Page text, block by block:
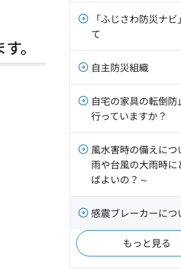
。
「ふじさわ防災ナ
て
自主防災組織
自宅の家具の転倒防
行っていますか？
風水害時の備えにつ
雨や台風の大雨時に
ばよいの？～
感震ブレーカーにつ
もっと見る